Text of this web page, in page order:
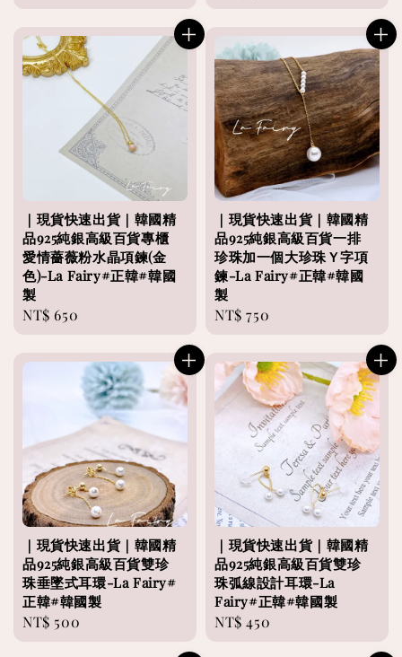
｜現貨快速出貨｜韓國精
品925純銀高級百貨專櫃
愛情薔薇粉水晶項鍊(金
色)-La Fairy#正韓#韓國
製
Regular
NT$ 650
｜現貨快速出貨｜韓國精
品925純銀高級百貨一排
珍珠加一個大珍珠Ｙ字項
鍊-La Fairy#正韓#韓國
製
Regular
NT$ 750
｜現貨快速出貨｜韓國精
品925純銀高級百貨雙珍
珠垂墜式耳環-La Fairy#
正韓#韓國製
Regular
NT$ 500
｜現貨快速出貨｜韓國精
品925純銀高級百貨雙珍
珠弧線設計耳環-La
Fairy#正韓#韓國製
Regular
NT$ 450